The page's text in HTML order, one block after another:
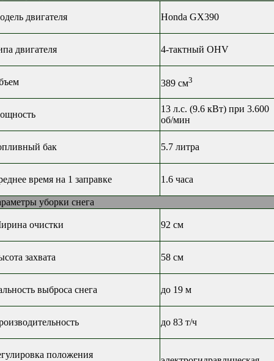
двигателя Honda GX390
двигателя 4-тактный OHV
389 см3
13 л.с. (9.6 кВт) при 3.600
об/мин
бак 5.7 литра
время на 1 заправке 1.6 часа
уборки снега
очистки 92 см
захвата 58 см
выброса снега до 19 м
до 83 т/ч
положения